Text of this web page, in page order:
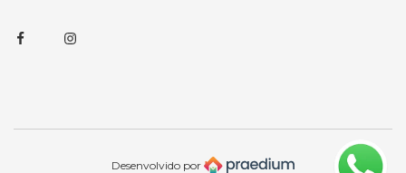
FacebookInstagram
Desenvolvido por